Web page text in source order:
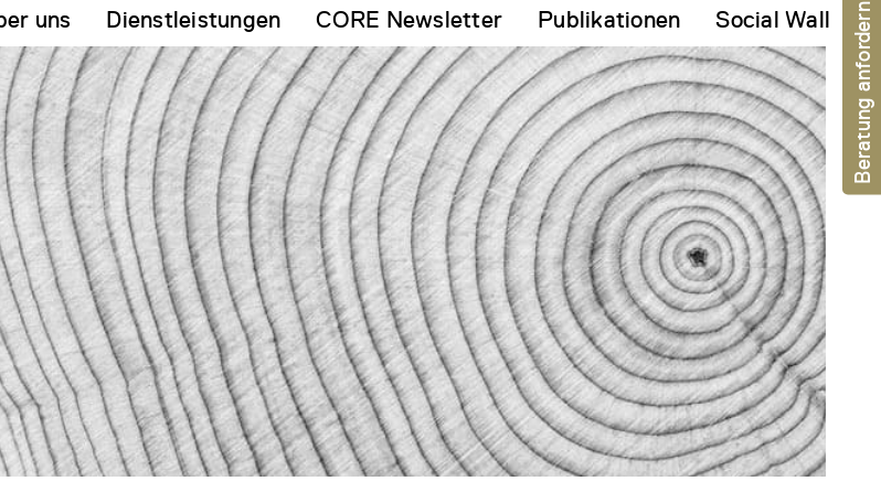
uns Dienstleistungen CORE Newsletter Publikationen Social Wall Beratung anfordern